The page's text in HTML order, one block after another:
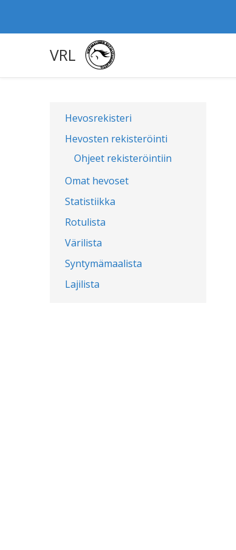
VRL
Hevosrekisteri
Hevosten rekisteröinti
Ohjeet rekisteröintiin
Omat hevoset
Statistiikka
Rotulista
Värilista
Syntymämaalista
Lajilista